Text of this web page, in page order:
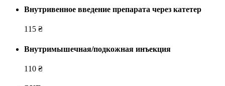
Внутривенное введение препарата через катетер
115 ₴
Внутримышечная/подкожная инъекция
110 ₴